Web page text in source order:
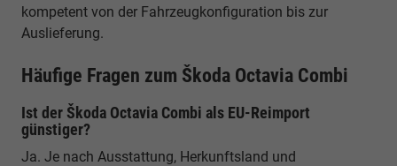
kompetent von der Fahrzeugkonfiguration bis zur
Auslieferung.
Häufige Fragen zum Škoda Octavia Combi
Ist der Škoda Octavia Combi als EU-Reimport
günstiger?
Ja. Je nach Ausstattung, Herkunftsland und